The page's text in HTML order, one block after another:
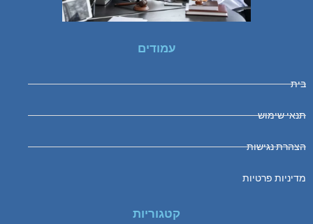
עמודים
בית
תנאי שימוש
הצהרת נגישות
מדיניות פרטיות
קטגוריות